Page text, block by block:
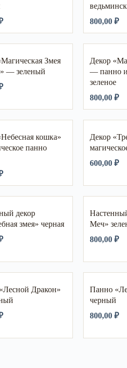
800,00 ₽
Змея
— зеленый
Декор
— панно
зеленое
800,00 ₽
кошка»
панно
Декор
600,00 ₽
декор
змея» черная
Меч»
800,00 ₽
Дракон»
Панно
черный
800,00 ₽